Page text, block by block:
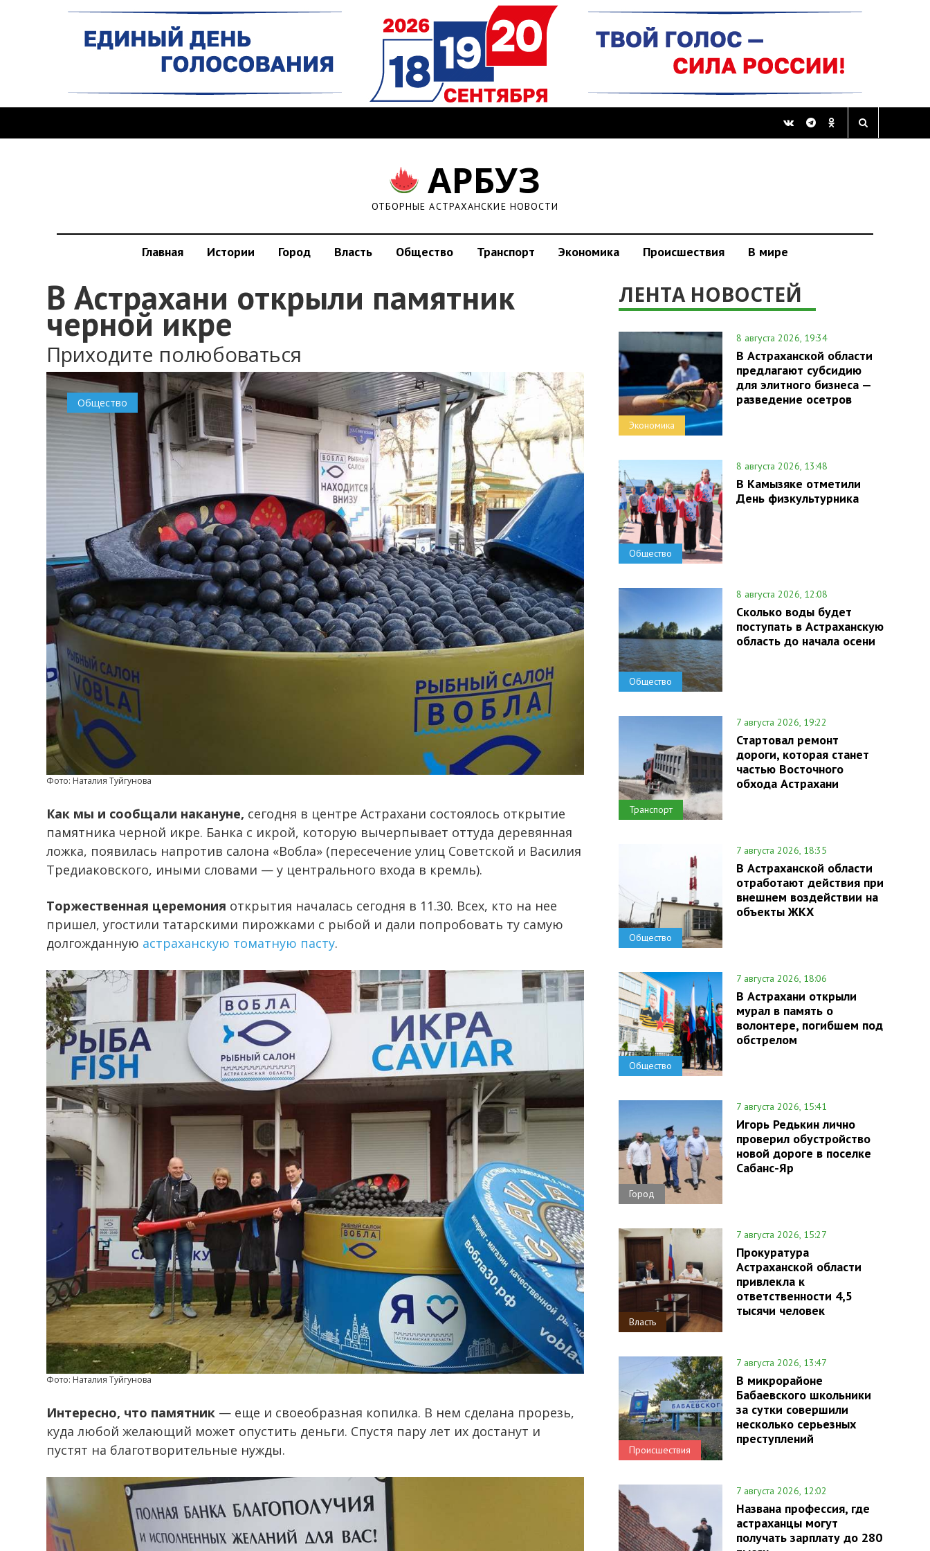
АРБУЗ
ОТБОРНЫЕ АСТРАХАНСКИЕ НОВОСТИ
Главная Истории Город Власть Общество Транспорт Экономика Происшествия В мире
В Астрахани открыли памятник
черной икре
Приходите полюбоваться
Общество
Фото: Наталия Туйгунова
Как мы и сообщали накануне, сегодня в центре Астрахани состоялось открытие
памятника черной икре. Банка с икрой, которую вычерпывает оттуда деревянная
ложка, появилась напротив салона «Вобла» (пересечение улиц Советской и Василия
Тредиаковского, иными словами — у центрального входа в кремль).
Торжественная церемония открытия началась сегодня в 11.30. Всех, кто на нее
пришел, угостили татарскими пирожками с рыбой и дали попробовать ту самую
долгожданную астраханскую томатную пасту.
Фото: Наталия Туйгунова
Интересно, что памятник — еще и своеобразная копилка. В нем сделана прорезь,
куда любой желающий может опустить деньги. Спустя пару лет их достанут и
пустят на благотворительные нужды.
ЛЕНТА НОВОСТЕЙ
Экономика
8 августа 2026, 19:34
В Астраханской области
предлагают субсидию
для элитного бизнеса —
разведение осетров
Общество
8 августа 2026, 13:48
В Камызяке отметили
День физкультурника
Общество
8 августа 2026, 12:08
Сколько воды будет
поступать в Астраханскую
область до начала осени
Транспорт
7 августа 2026, 19:22
Стартовал ремонт
дороги, которая станет
частью Восточного
обхода Астрахани
Общество
7 августа 2026, 18:35
В Астраханской области
отработают действия при
внешнем воздействии на
объекты ЖКХ
Общество
7 августа 2026, 18:06
В Астрахани открыли
мурал в память о
волонтере, погибшем под
обстрелом
Город
7 августа 2026, 15:41
Игорь Редькин лично
проверил обустройство
новой дороге в поселке
Сабанс-Яр
Власть
7 августа 2026, 15:27
Прокуратура
Астраханской области
привлекла к
ответственности 4,5
тысячи человек
Происшествия
7 августа 2026, 13:47
В микрорайоне
Бабаевского школьники
за сутки совершили
несколько серьезных
преступлений
7 августа 2026, 12:02
Названа профессия, где
астраханцы могут
получать зарплату до 280